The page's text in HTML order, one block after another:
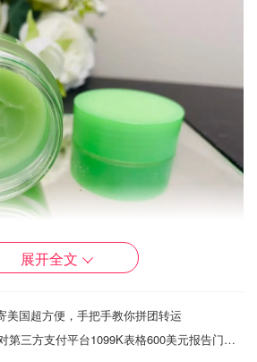
好的效果。最火的是草莓味的粉色
味的，使用感一样。我一般睡前涂一
展开全文
美国超方便，手把手教你拼团转运
国税局宣布推迟对第三方支付平台1099K表格600美元报告门槛的实施